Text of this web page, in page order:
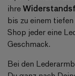
ihre
bis zu einem
Shop jeder eine
Geschmack.
Bei den